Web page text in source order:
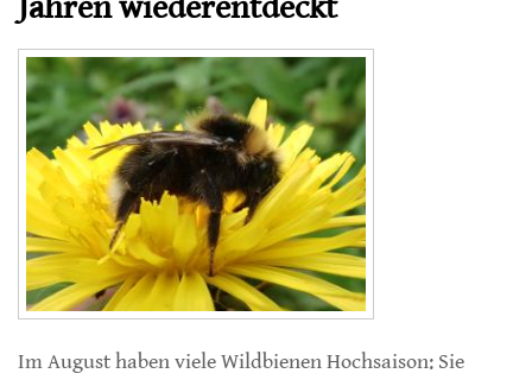
Jahren wiederentdeckt
Im August haben viele Wildbienen Hochsaison: Sie